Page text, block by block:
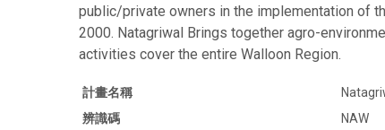
public/private owners in the implementation of
2000. Natagriwal Brings together agro-
activities cover the entire Walloon Region.
計畫名稱
辨識碼
NAW